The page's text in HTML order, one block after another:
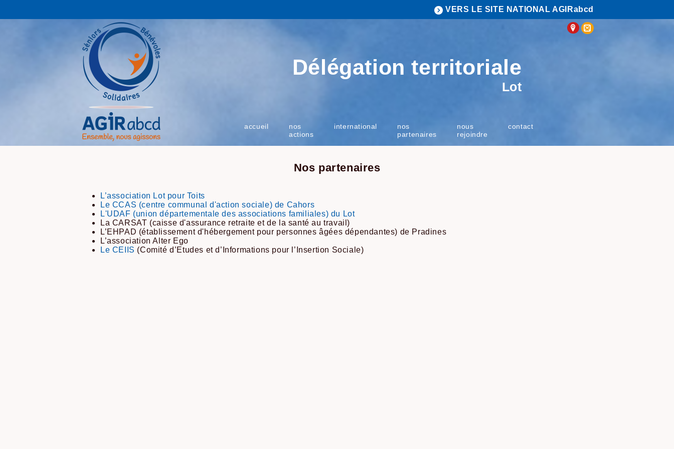
VERS LE SITE NATIONAL AGIRabcd
Délégation territoriale
Lot
accueil
nos
actions
international
nos
partenaires
nous
rejoindre
contact
Nos partenaires
L’association Lot pour Toits
Le CCAS (centre communal d'action sociale) de Cahors
L'UDAF (union départementale des associations familiales) du Lot
La CARSAT (caisse d'assurance retraite et de la santé au travail)
L’EHPAD (établissement d'hébergement pour personnes âgées dépendantes) de Pradines
L’association Alter Ego
Le CEIIS (Comité d’Etudes et d’Informations pour l’Insertion Sociale)